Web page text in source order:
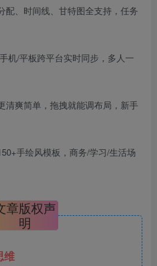
配、时间线、甘特图全支持，任务
机/平板跨平台实时同步，多人一
清爽简单，拖拽就能调布局，新手
手绘风模板，商务/学习/生活场
章版权声
明
维